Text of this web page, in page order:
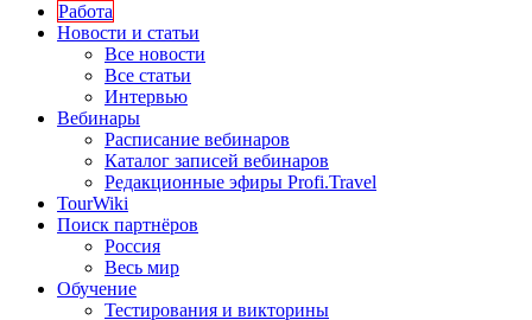
Работа
Новости и статьи
Все новости
Все статьи
Интервью
Вебинары
Расписание вебинаров
Каталог записей вебинаров
Редакционные эфиры Profi.Travel
TourWiki
Поиск партнёров
Россия
Весь мир
Обучение
Тестирования и викторины